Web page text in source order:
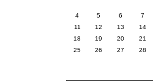
4
5 6 7
11
12 13 14
18
19 20 21
25
26 27 28